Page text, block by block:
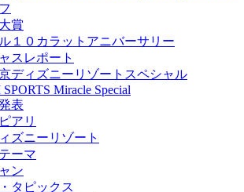
賞
１０カラットアニバーサリー
スレポート
ディズニーリゾートスペシャル
Miracle Special
表
アリ
ズニーリゾート
ーマ
ン
タピックス